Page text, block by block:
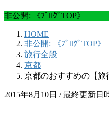
非公開: 《ﾌﾞﾛｸﾞTOP》
HOME
非公開: 《ﾌﾞﾛｸﾞTOP》
旅行全般
京都
京都のおすすめの【
2015年8月10日 / 最終更新日